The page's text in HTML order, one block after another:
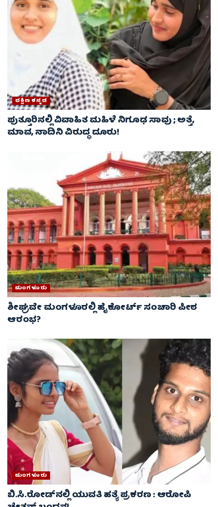
ದಕ್ಷಿಣ ಕನ್ನಡ
ಪುತ್ತೂರಿನಲ್ಲಿ ವಿವಾಹಿತ ಮಹಿಳೆ ನಿಗೂಢ ಸಾವು ; ಅತ್ತೆ,
ಮಾವ, ನಾದಿನಿ ವಿರುದ್ಧ ದೂರು!
ಮಂಗಳೂರು
ಶೀಘ್ರವೇ ಮಂಗಳೂರಲ್ಲಿ ಹೈಕೋರ್ಟ್‌ ಸಂಚಾರಿ ಪೀಠ
ಆರಂಭ?
ಮಂಗಳೂರು
ಬಿ.ಸಿ.ರೋಡ್‌ನಲ್ಲಿ ಯುವತಿ ಹತ್ಯೆ ಪ್ರಕರಣ : ಆರೋಪಿ